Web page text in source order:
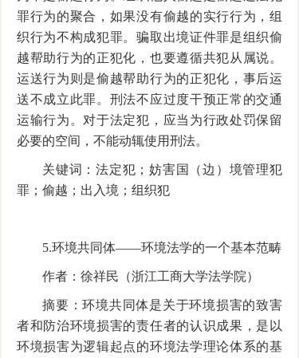
罪行为的聚合，如果没有偷越的实行行为，组
织行为不构成犯罪。骗取出境证件罪是组织偷
越帮助行为的正犯化，也要遵循共犯从属说。
运送行为则是偷越帮助行为的正犯化，事后运
送不成立此罪。刑法不应过度干预正常的交通
运输行为。对于法定犯，应当为行政处罚保留
必要的空间，不能动辄使用刑法。
关键词：法定犯；妨害国（边）境管理犯
罪；偷越；出入境；组织犯
5.环境共同体——环境法学的一个基本范畴
作者：徐祥民（浙江工商大学法学院）
摘要：环境共同体是关于环境损害的致害
者和防治环境损害的责任者的认识成果，是以
环境损害为逻辑起点的环境法学理论体系的基